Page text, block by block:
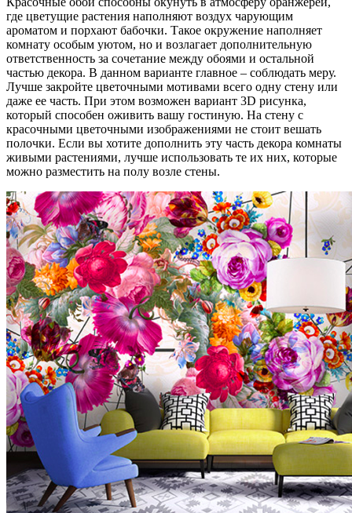
где цветущие растения наполняют воздух чарующим
ароматом и порхают бабочки. Такое окружение наполняет
комнату особым уютом, но и возлагает дополнительную
ответственность за сочетание между обоями и остальной
частью декора. В данном варианте главное – соблюдать меру.
Лучше закройте цветочными мотивами всего одну стену или
даже ее часть. При этом возможен вариант 3D рисунка,
который способен оживить вашу гостиную. На стену с
красочными цветочными изображениями не стоит вешать
полочки. Если вы хотите дополнить эту часть декора комнаты
живыми растениями, лучше использовать те их них, которые
можно разместить на полу возле стены.